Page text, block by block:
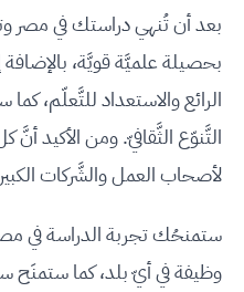
بعد أن تُنهي دراستك في مصر
بحصيلة علميَّة قويَّة، بالإضافة
الرائع والاستعداد للتَّعلّم،
التَّنوّع الثَّقافيّ. ومن الأكيد أنَّ
لأصحاب العمل والشَّركات
ستمنحُك تجربة الدراسة في
وظيفة في أيّ بلد، كما ستمنَح